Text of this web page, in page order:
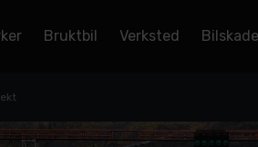
Bruktbil Verksted Bilskade